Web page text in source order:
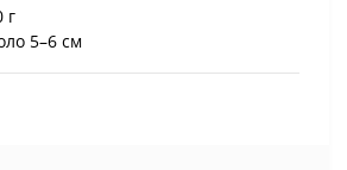
г
5–6 см